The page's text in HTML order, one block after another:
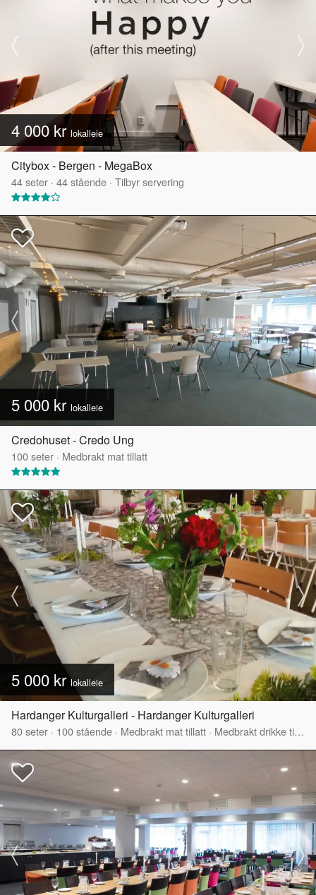
4 000 krlokalleie
Citybox - Bergen - MegaBox
44seter · 44stående · Tilbyr servering
5 000 kr lokalleie
Credohuset - Credo Ung
100seter · Medbrakt mat tillatt
5 000 krlokalleie
Hardanger Kulturgalleri - Hardanger Kulturgalleri
80seter · 100stående · Medbrakt mat tillatt · Medbrakt drikke tillatt